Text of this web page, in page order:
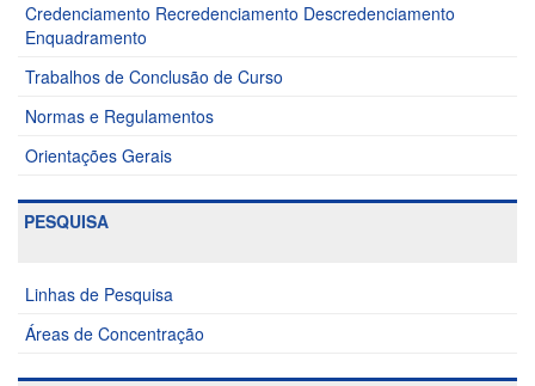
Credenciamento Recredenciamento Descredenciamento
Enquadramento
Trabalhos de Conclusão de Curso
Normas e Regulamentos
Orientações Gerais
PESQUISA
Linhas de Pesquisa
Áreas de Concentração